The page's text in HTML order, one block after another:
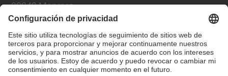
08242 Manresa
Teléfono de contacto:93 401 77 44